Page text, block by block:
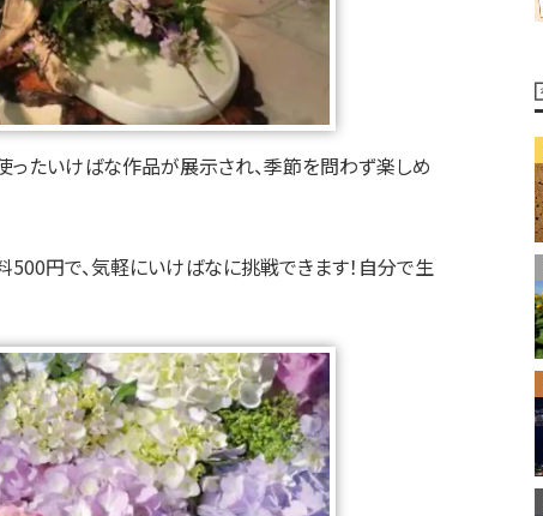
ったいけばな作品が展示され、季節を問わず楽しめ
円で、気軽にいけばなに挑戦できます！自分で生